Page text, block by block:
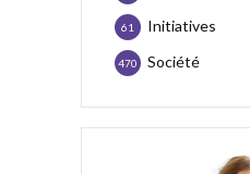
Initiatives
61
Société
470